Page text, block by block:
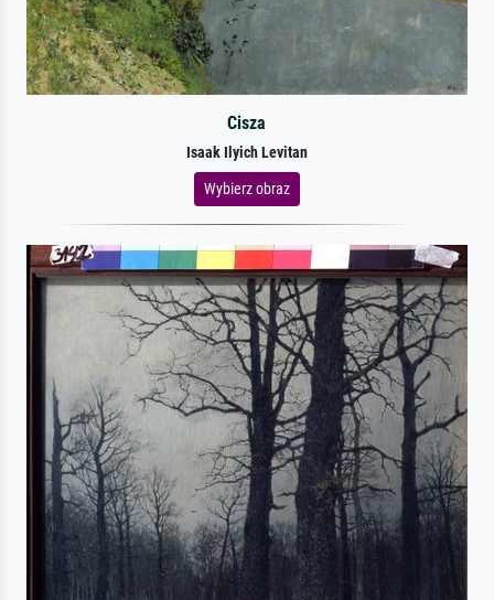
Cisza
Isaak Ilyich Levitan
Wybierz obraz